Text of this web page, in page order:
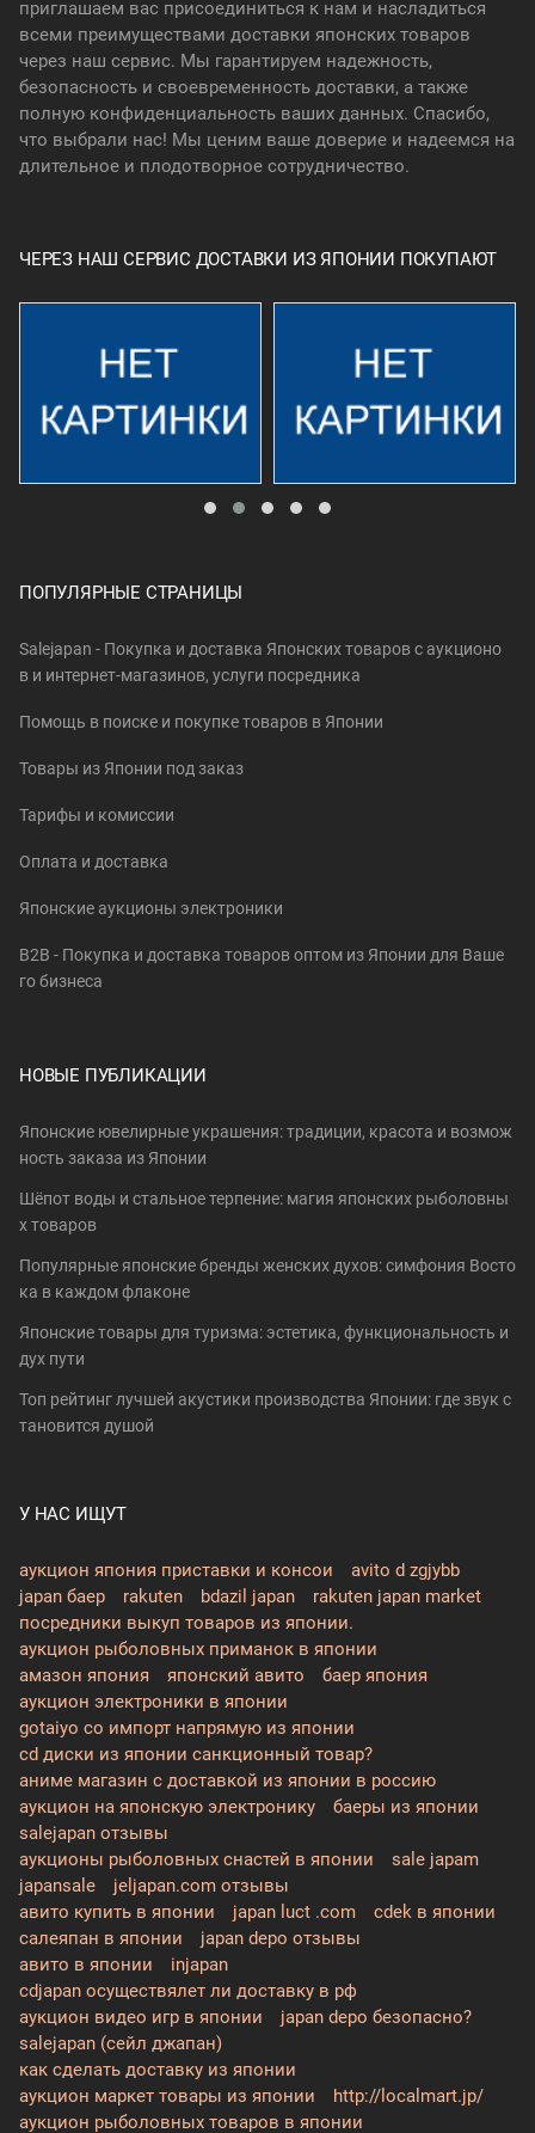
приглашаем вас присоединиться к нам и насладиться
всеми преимуществами доставки японских товаров
через наш сервис. Мы гарантируем надежность,
безопасность и своевременность доставки, а также
полную конфиденциальность ваших данных. Спасибо,
что выбрали нас! Мы ценим ваше доверие и надеемся на
длительное и плодотворное сотрудничество.
ЧЕРЕЗ НАШ СЕРВИС ДОСТАВКИ ИЗ ЯПОНИИ ПОКУПАЮТ
ПОПУЛЯРНЫЕ СТРАНИЦЫ
Salejapan - Покупка и доставка Японских товаров c аукционо
в и интернет-магазинов, услуги посредника
Помощь в поиске и покупке товаров в Японии
Товары из Японии под заказ
Тарифы и комиссии
Оплата и доставка
Японские аукционы электроники
B2B - Покупка и доставка товаров оптом из Японии для Ваше
го бизнеса
НОВЫЕ ПУБЛИКАЦИИ
Японские ювелирные украшения: традиции, красота и возмож
ность заказа из Японии
Шёпот воды и стальное терпение: магия японских рыболовны
х товаров
Популярные японские бренды женских духов: симфония Восто
ка в каждом флаконе
Японские товары для туризма: эстетика, функциональность и
дух пути
Топ рейтинг лучшей акустики производства Японии: где звук с
тановится душой
У НАС ИЩУТ
аукцион япония приставки и консои
avito d zgjybb
japan баер
rakuten bdazil japan
rakuten japan market
посредники выкуп товаров из японии.
аукцион рыболовных приманок в японии
амазон япония
японский авито
баер япония
аукцион электроники в японии
gotaiyo co импорт напрямую из японии
cd диски из японии санкционный товар?
аниме магазин с доставкой из японии в россию
аукцион на японскую электронику
баеры из японии
salejapan отзывы
аукционы рыболовных снастей в японии
sale japam
japansale
jeljapan.com отзывы
авито купить в японии
japan luct .com
cdek в японии
салеяпан в японии
japan depo отзывы
авито в японии
injapan
cdjapan осуществялет ли доставку в рф
аукцион видео игр в японии
japan depo безопасно?
salejapan (сейл джапан)
как сделать доставку из японии
аукцион маркет товары из японии
http://localmart.jp/
аукцион рыболовных товаров в японии